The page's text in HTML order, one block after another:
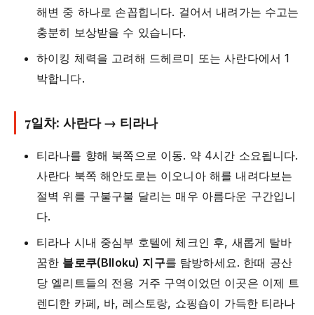
해변 중 하나로 손꼽힙니다. 걸어서 내려가는 수고는
충분히 보상받을 수 있습니다.
하이킹 체력을 고려해 드헤르미 또는 사란다에서 1
박합니다.
7일차: 사란다 → 티라나
티라나를 향해 북쪽으로 이동. 약 4시간 소요됩니다.
사란다 북쪽 해안도로는 이오니아 해를 내려다보는
절벽 위를 구불구불 달리는 매우 아름다운 구간입니
다.
티라나 시내 중심부 호텔에 체크인 후, 새롭게 탈바
꿈한 블로쿠(Blloku) 지구를 탐방하세요. 한때 공산
당 엘리트들의 전용 거주 구역이었던 이곳은 이제 트
렌디한 카페, 바, 레스토랑, 쇼핑숍이 가득한 티라나